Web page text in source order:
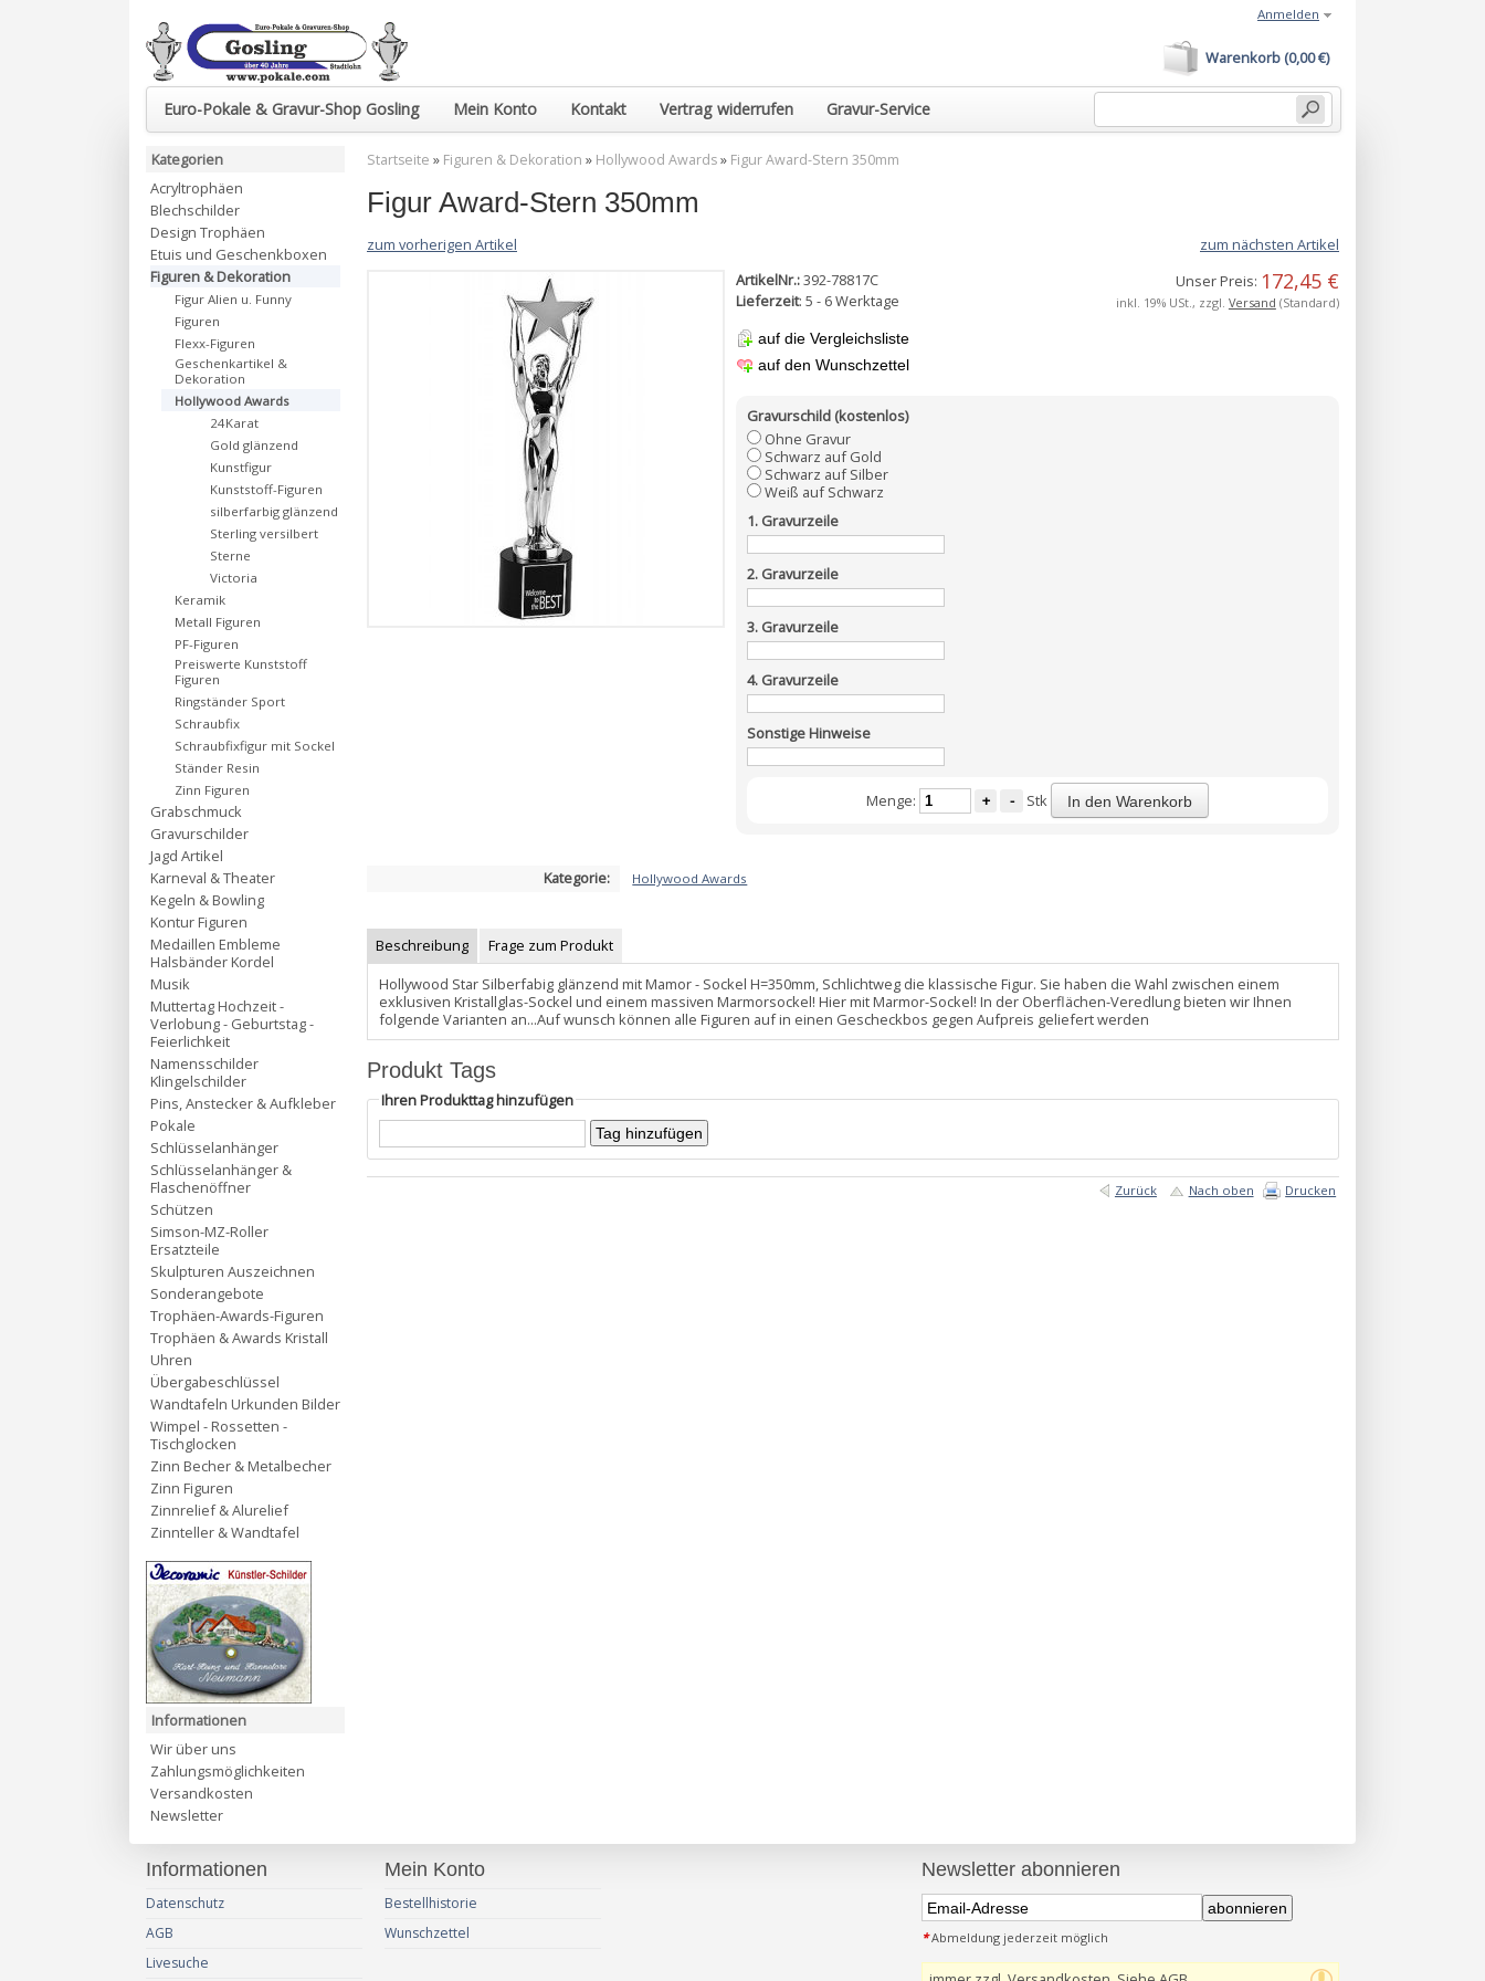
Euro-Pokale & Gravur-Shop Gosling Mein Konto Kontakt Vertrag widerrufen Gravur-Service
Warenkorb (0,00 €)
Anmelden
Startseite » Figuren & Dekoration » Hollywood Awards» Figur Award-Stern 350mm
Figur Award-Stern 350mm
zum vorherigen Artikel
zum nächsten Artikel
ArtikelNr.:392-78817C
Lieferzeit: 5 - 6 Werktage
auf die Vergleichsliste
auf den Wunschzettel
Unser Preis: 172,45 €
inkl. 19% USt., zzgl. Versand (Standard)
Gravurschild (kostenlos)
Ohne Gravur
Schwarz auf Gold
Schwarz auf Silber
Weiß auf Schwarz
1. Gravurzeile
2. Gravurzeile
3. Gravurzeile
4. Gravurzeile
Sonstige Hinweise
Menge: + - Stk In den Warenkorb
Kategorie: Hollywood Awards
Beschreibung
Frage zum Produkt
Hollywood Star Silberfabig glänzend mit Mamor - Sockel H=350mm, Schlichtweg die klassische Figur. Sie haben die Wahl zwischen einem
exklusiven Kristallglas-Sockel und einem massiven Marmorsockel! Hier mit Marmor-Sockel! In der Oberflächen-Veredlung bieten wir Ihnen
folgende Varianten an...Auf wunsch können alle Figuren auf in einen Gescheckbos gegen Aufpreis geliefert werden
Produkt Tags
Ihren Produkttag hinzufügen
Zurück Nach oben Drucken
Kategorien
Acryltrophäen
Blechschilder
Design Trophäen
Etuis und Geschenkboxen
Figuren & Dekoration
Figur Alien u. Funny
Figuren
Flexx-Figuren
Geschenkartikel &
Dekoration
Hollywood Awards
24Karat
Gold glänzend
Kunstfigur
Kunststoff-Figuren
silberfarbig glänzend
Sterling versilbert
Sterne
Victoria
Keramik
Metall Figuren
PF-Figuren
Preiswerte Kunststoff
Figuren
Ringständer Sport
Schraubfix
Schraubfixfigur mit Sockel
Ständer Resin
Zinn Figuren
Grabschmuck
Gravurschilder
Jagd Artikel
Karneval & Theater
Kegeln & Bowling
Kontur Figuren
Medaillen Embleme
Halsbänder Kordel
Musik
Muttertag Hochzeit -
Verlobung - Geburtstag -
Feierlichkeit
Namensschilder
Klingelschilder
Pins, Anstecker & Aufkleber
Pokale
Schlüsselanhänger
Schlüsselanhänger &
Flaschenöffner
Schützen
Simson-MZ-Roller
Ersatzteile
Skulpturen Auszeichnen
Sonderangebote
Trophäen-Awards-Figuren
Trophäen & Awards Kristall
Uhren
Übergabeschlüssel
Wandtafeln Urkunden Bilder
Wimpel - Rossetten -
Tischglocken
Zinn Becher & Metalbecher
Zinn Figuren
Zinnrelief & Alurelief
Zinnteller & Wandtafel
Informationen
Wir über uns
Zahlungsmöglichkeiten
Versandkosten
Newsletter
Informationen
Datenschutz
AGB
Livesuche
Mein Konto
Bestellhistorie
Wunschzettel
Newsletter abonnieren
abonnieren
*Abmeldung jederzeit möglich